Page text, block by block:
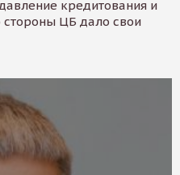
кредитования и
стороны ЦБ дало свои